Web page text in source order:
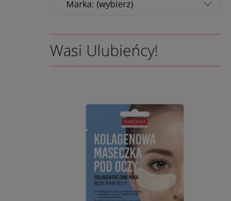
Marka: (wybierz)
Wasi Ulubieńcy!